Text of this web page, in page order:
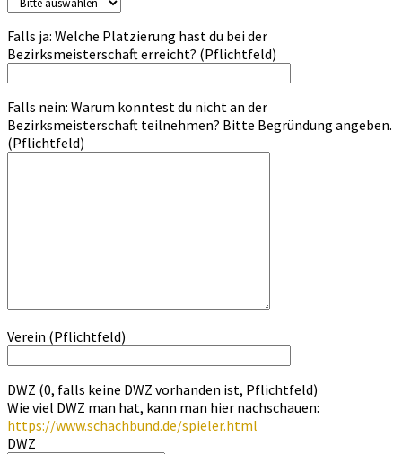
Falls ja: Welche Platzierung hast du bei der
Bezirksmeisterschaft erreicht? (Pflichtfeld)
Falls nein: Warum konntest du nicht an der
Bezirksmeisterschaft teilnehmen? Bitte Begründung angeben.
(Pflichtfeld)
Verein (Pflichtfeld)
DWZ (0, falls keine DWZ vorhanden ist, Pflichtfeld)
Wie viel DWZ man hat, kann man hier nachschauen:
https://www.schachbund.de/spieler.html
DWZ